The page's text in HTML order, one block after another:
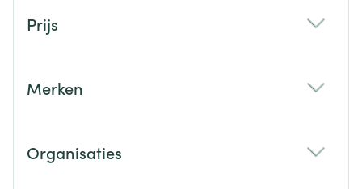
Prijs
Merken
Organisaties